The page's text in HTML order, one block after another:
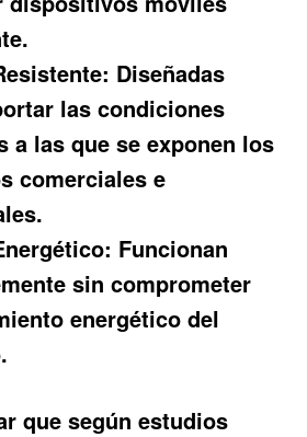
Diseñadas
las condiciones
a las que se exponen los
comerciales e
Funcionan
sin comprometer
energético del
que según estudios